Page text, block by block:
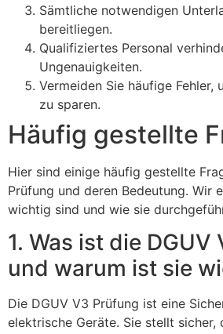
Sämtliche notwendigen
bereitliegen.
Qualifiziertes Personal
Ungenauigkeiten.
Vermeiden Sie häufige Fehler,
zu sparen.
Häufig gestellte
Hier sind einige häufig gestellte
Prüfung und deren Bedeutung. Wir
wichtig sind und wie sie
1. Was ist die
und warum ist sie
Die DGUV V3 Prüfung ist eine
elektrische Geräte. Sie stellt sicher,